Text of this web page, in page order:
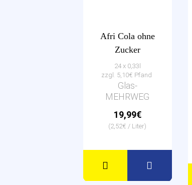
Afri Cola ohne
Zucker
24 x 0,33l
zzgl. 5,10€ Pfand
Glas-
MEHRWEG
19,99€
(2,52€ / Liter)